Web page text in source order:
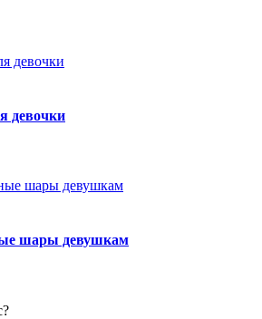
девочки
шары девушкам